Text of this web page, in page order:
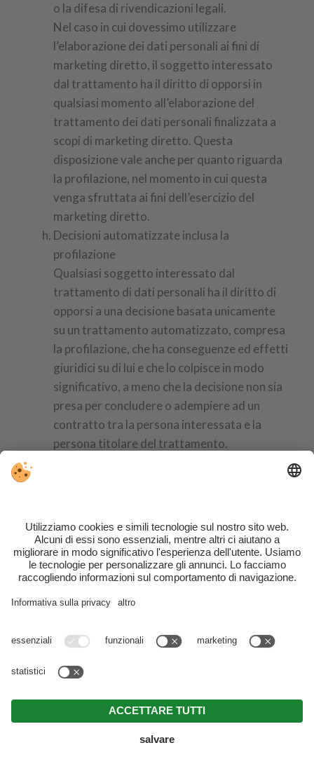
o la difesa di rivendicazioni legali.
Nel caso in cui dovessimo utilizzare
l’elaborazione dei dati personali ai fini di
marketing diretto, il soggetto interessato
dal trattamento ha il diritto di opporsi in
qualsiasi momento all’elaborazione del
trattamento dei dati personali finalizzata a
scopi di marketing diretto. Questa
disposizione vale anche per quanto riguarda
la profilazione, nel momento in cui questa
venga sfruttata ai fini dell’esercizio del
marketing diretto.
Decisioni automatizzate inclusa la
profilazione
Qualsiasi soggetto interessato dal
trattamento di dati personali ha il diritto di
opporsi a una decisione basata unicamente
su un trattamento automatizzato, compresa
la profilazione, che ha conseguenze ed effetti
giuridici su di lui e che lo colpisce in modo
significativo, a meno che la decisione non sia
presa per concludere o adempiere ad un
contratto tra la persona interessata e la
persona titolare del trattamento.
dell'interessato, prenderemo misure
ragionevoli per salvaguardare i diritti e le
libertà dell’ interessato.
Ogni soggetto interessato dal trattamento
dei dati personali ha il diritto di revocare in
qualsiasi momento il consenso dato al
Luogo del trattamento dei dati personali